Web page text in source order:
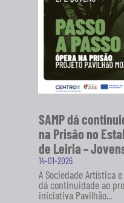
SAMP dá
na Prisão no
de Leiria –
14-01-2026
A Sociedade Artística
dá continuidade ao
iniciativa Pavilhão...